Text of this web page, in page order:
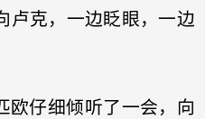
卢克，一边眨眼，一边
欧仔细倾听了一会，向